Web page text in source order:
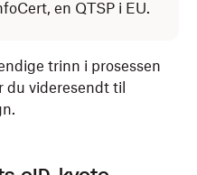
en QTSP i EU.
trinn i prosessen
videresendt til